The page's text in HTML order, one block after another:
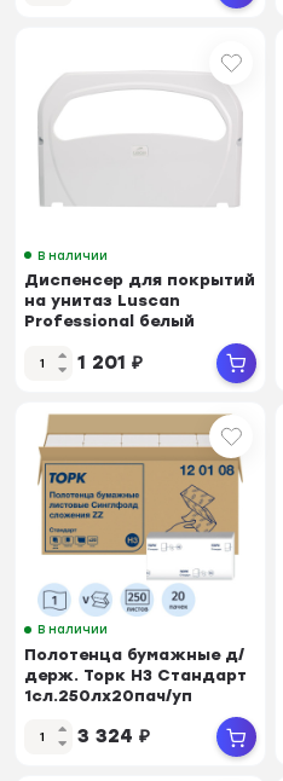
В наличии
Диспенсер для покрытий
на унитаз Luscan
Professional белый
1 201 ₽
В наличии
Полотенца бумажные д/
держ. Торк Н3 Стандарт
1сл.250лx20пач/уп
3 324 ₽